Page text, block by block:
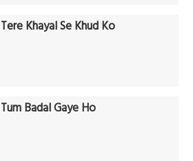
Tere Khayal Se Khud Ko
Tum Badal Gaye Ho